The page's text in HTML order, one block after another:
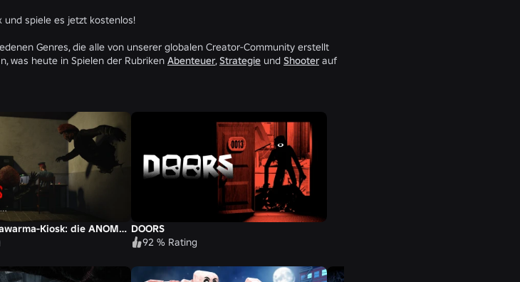
und spiele es jetzt kostenlos!
Genres, die alle von unserer globalen Creator-Community erstellt
was heute in Spielen der Rubriken Abenteuer,Strategie und Shooterauf
Gruseliger Shawarma-Kiosk: die ANOMALIE DOORS
92 % Rating